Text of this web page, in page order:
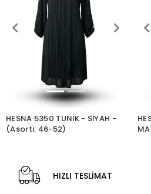
HESNA 5350 TUNİK - SİYAH -
(Asorti: 46-52)
HIZLI TESLİMAT